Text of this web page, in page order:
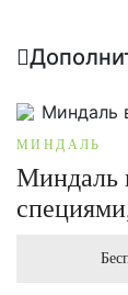
МИНДАЛЬ
Миндаль